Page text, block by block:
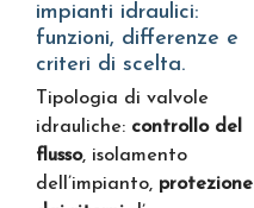
impianti idraulici:
funzioni, differenze e
criteri di scelta.
Tipologia di valvole
idrauliche: controllo del
flusso, isolamento
dell’impianto, protezione